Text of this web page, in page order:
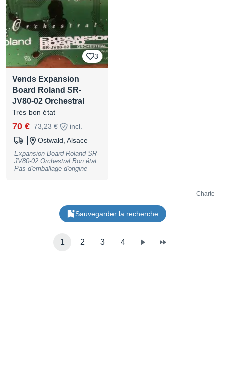
→ 300 € Interfaces & Effets •
MOTU Micro Lite – Interface
MIDI 5×5 USB → 80 €
Vidéos disponibles sur
demande. Essai possible.
Remise sur plusieurs achats.
N'hésitez pas à me contacter
pour plus d’informations ou
pour organiser une remise en
Paris.
3
Vends Expansion
Board Roland SR-
JV80-02 Orchestral
Très bon état
70 € 73,23 €
incl.
Ostwald, Alsace
Expansion Board Roland SR-
JV80-02 Orchestral Bon état.
Pas d'emballage d'origine
Charte
Sauvegarder la recherche
1 2 3 4